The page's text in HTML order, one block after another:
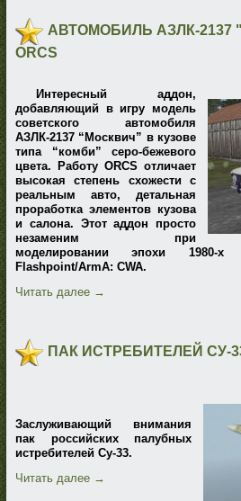
АВТОМОБИЛЬ АЗЛК-
ORCS
Интересный аддон,
добавляющий в игру модель
советского автомобиля
АЗЛК-2137 “Москвич” в кузове
типа “комби” серо-бежевого
цвета. Работу ORCS отличает
высокая степень схожести с
реальным авто, детальная
проработка элементов кузова
и салона. Этот аддон просто
незаменим при
моделировании эпохи 1980-
Flashpoint/ArmA: CWA.
Читать далее →
ПАК ИСТРЕБИТЕЛЕЙ СУ-33
Заслуживающий внимания
пак российских палубных
истребителей Су-33.
Читать далее →